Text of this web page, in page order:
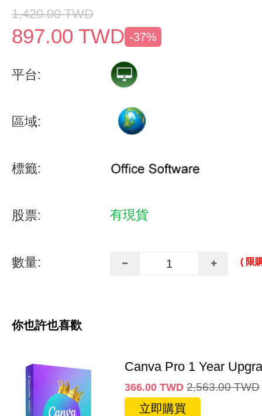
1,420.00 TWD
897.00 TWD -37%
平台:
區域:
標籤:
股票: 有現貨
數量: ( 限
你也許也喜歡
Canva Pro 1 Year
366.00 TWD 2,563.00 TWD
立即購買